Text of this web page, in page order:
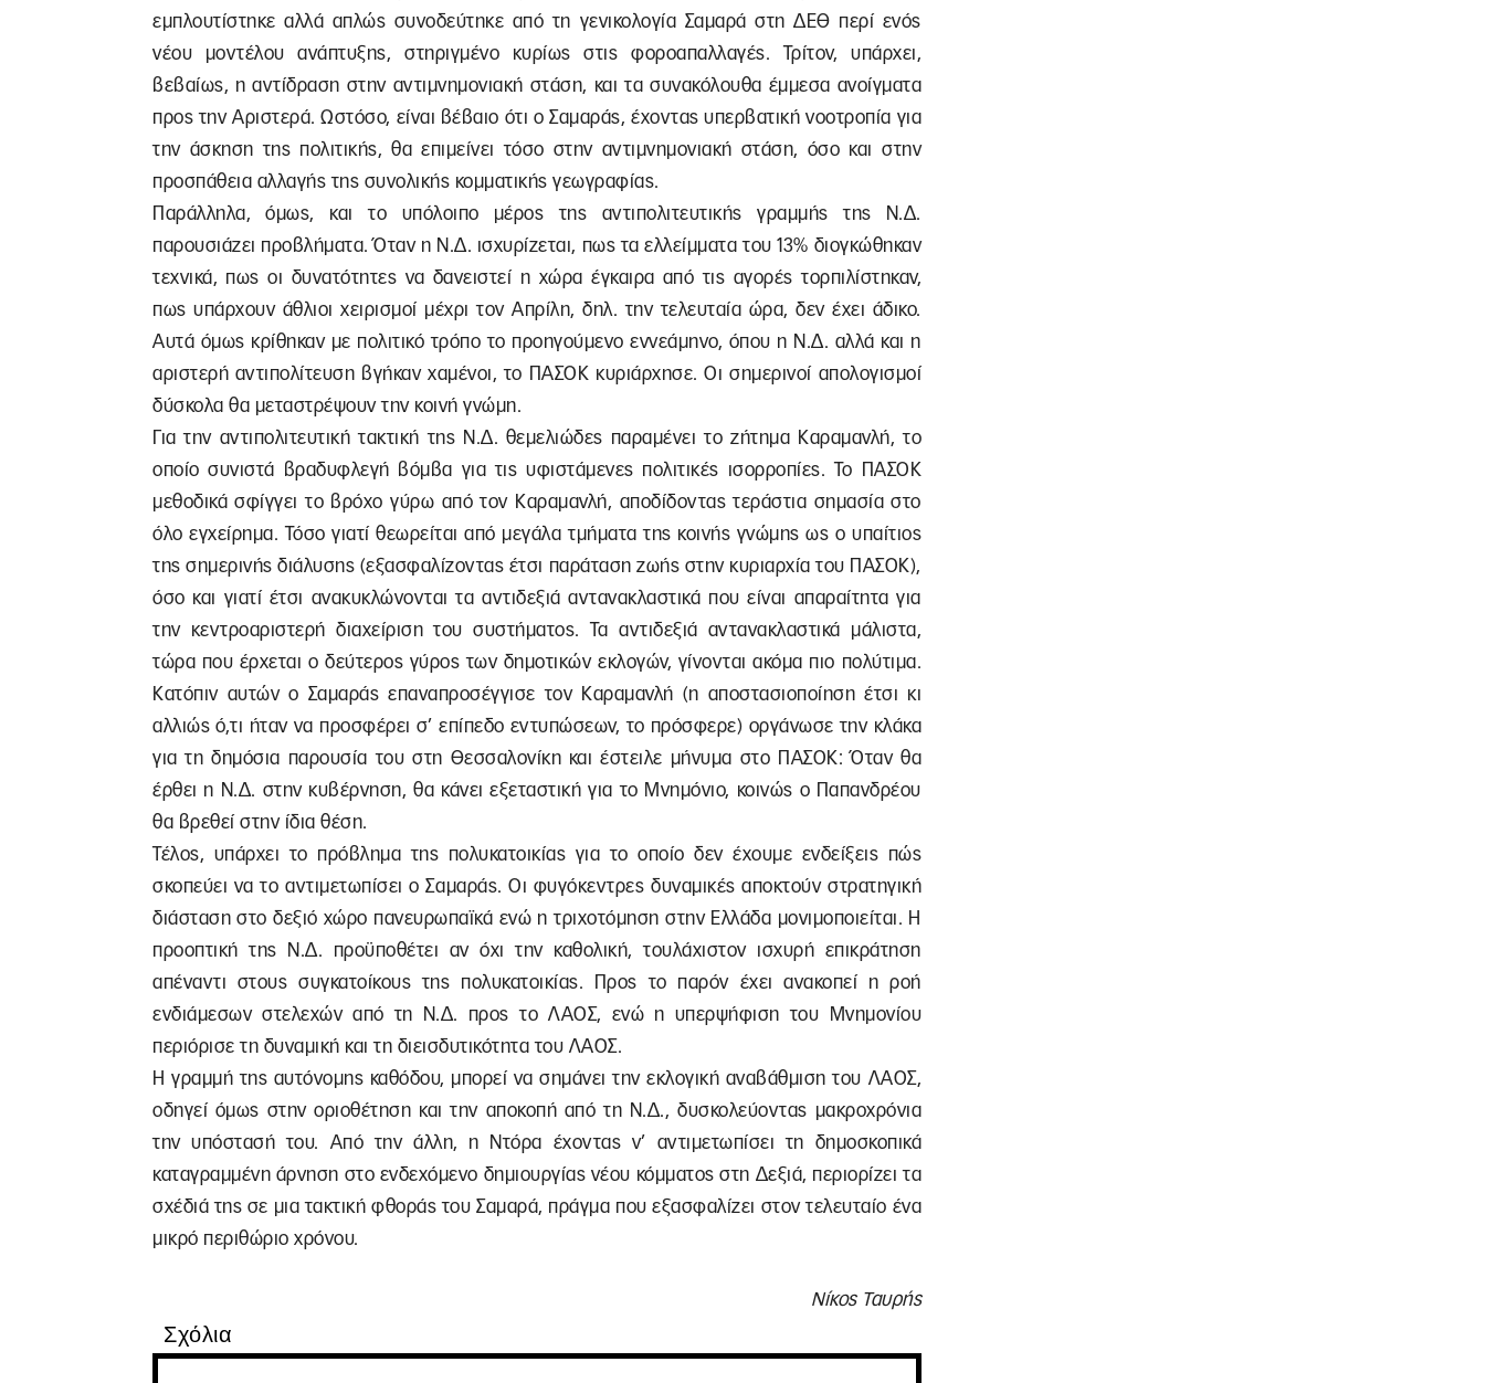
εμπλουτίστηκε αλλά απλώς συνοδεύτηκε από τη γενικολογία Σαμαρά στη ΔΕΘ περί ενός
νέου μοντέλου ανάπτυξης, στηριγμένο κυρίως στις φοροαπαλλαγές. Τρίτον, υπάρχει,
βεβαίως, η αντίδραση στην αντιμνημονιακή στάση, και τα συνακόλουθα έμμεσα ανοίγματα
προς την Αριστερά. Ωστόσο, είναι βέβαιο ότι ο Σαμαράς, έχοντας υπερβατική νοοτροπία για
την άσκηση της πολιτικής, θα επιμείνει τόσο στην αντιμνημονιακή στάση, όσο και στην
προσπάθεια αλλαγής της συνολικής κομματικής γεωγραφίας.
Παράλληλα, όμως, και το υπόλοιπο μέρος της αντιπολιτευτικής γραμμής της Ν.Δ.
παρουσιάζει προβλήματα. Όταν η Ν.Δ. ισχυρίζεται, πως τα ελλείμματα του 13% διογκώθηκαν
τεχνικά, πως οι δυνατότητες να δανειστεί η χώρα έγκαιρα από τις αγορές τορπιλίστηκαν,
πως υπάρχουν άθλιοι χειρισμοί μέχρι τον Απρίλη, δηλ. την τελευταία ώρα, δεν έχει άδικο.
Αυτά όμως κρίθηκαν με πολιτικό τρόπο το προηγούμενο εννεάμηνο, όπου η Ν.Δ. αλλά και η
αριστερή αντιπολίτευση βγήκαν χαμένοι, το ΠΑΣΟΚ κυριάρχησε. Οι σημερινοί απολογισμοί
δύσκολα θα μεταστρέψουν την κοινή γνώμη.
Για την αντιπολιτευτική τακτική της Ν.Δ. θεμελιώδες παραμένει το ζήτημα Καραμανλή, το
οποίο συνιστά βραδυφλεγή βόμβα για τις υφιστάμενες πολιτικές ισορροπίες. Το ΠΑΣΟΚ
μεθοδικά σφίγγει το βρόχο γύρω από τον Καραμανλή, αποδίδοντας τεράστια σημασία στο
όλο εγχείρημα. Τόσο γιατί θεωρείται από μεγάλα τμήματα της κοινής γνώμης ως ο υπαίτιος
της σημερινής διάλυσης (εξασφαλίζοντας έτσι παράταση ζωής στην κυριαρχία του ΠΑΣΟΚ),
όσο και γιατί έτσι ανακυκλώνονται τα αντιδεξιά αντανακλαστικά που είναι απαραίτητα για
την κεντροαριστερή διαχείριση του συστήματος. Τα αντιδεξιά αντανακλαστικά μάλιστα,
τώρα που έρχεται ο δεύτερος γύρος των δημοτικών εκλογών, γίνονται ακόμα πιο πολύτιμα.
Κατόπιν αυτών ο Σαμαράς επαναπροσέγγισε τον Καραμανλή (η αποστασιοποίηση έτσι κι
αλλιώς ό,τι ήταν να προσφέρει σ’ επίπεδο εντυπώσεων, το πρόσφερε) οργάνωσε την κλάκα
για τη δημόσια παρουσία του στη Θεσσαλονίκη και έστειλε μήνυμα στο ΠΑΣΟΚ: Όταν θα
έρθει η Ν.Δ. στην κυβέρνηση, θα κάνει εξεταστική για το Μνημόνιο, κοινώς ο Παπανδρέου
θα βρεθεί στην ίδια θέση.
Τέλος, υπάρχει το πρόβλημα της πολυκατοικίας για το οποίο δεν έχουμε ενδείξεις πώς
σκοπεύει να το αντιμετωπίσει ο Σαμαράς. Οι φυγόκεντρες δυναμικές αποκτούν στρατηγική
διάσταση στο δεξιό χώρο πανευρωπαϊκά ενώ η τριχοτόμηση στην Ελλάδα μονιμοποιείται. Η
προοπτική της Ν.Δ. προϋποθέτει αν όχι την καθολική, τουλάχιστον ισχυρή επικράτηση
απέναντι στους συγκατοίκους της πολυκατοικίας. Προς το παρόν έχει ανακοπεί η ροή
ενδιάμεσων στελεχών από τη Ν.Δ. προς το ΛΑΟΣ, ενώ η υπερψήφιση του Μνημονίου
περιόρισε τη δυναμική και τη διεισδυτικότητα του ΛΑΟΣ.
Η γραμμή της αυτόνομης καθόδου, μπορεί να σημάνει την εκλογική αναβάθμιση του ΛΑΟΣ,
οδηγεί όμως στην οριοθέτηση και την αποκοπή από τη Ν.Δ., δυσκολεύοντας μακροχρόνια
την υπόστασή του. Από την άλλη, η Ντόρα έχοντας ν’ αντιμετωπίσει τη δημοσκοπικά
καταγραμμένη άρνηση στο ενδεχόμενο δημιουργίας νέου κόμματος στη Δεξιά, περιορίζει τα
σχέδιά της σε μια τακτική φθοράς του Σαμαρά, πράγμα που εξασφαλίζει στον τελευταίο ένα
μικρό περιθώριο χρόνου.
Νίκος Ταυρής
Σχόλια